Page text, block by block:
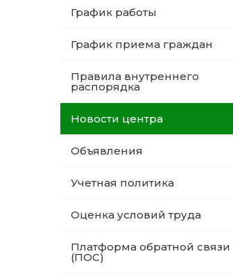
График работы
График приема граждан
Правила внутреннего
распорядка
Новости центра
Объявления
Учетная политика
Оценка условий труда
Платформа обратной связи
(ПОС)